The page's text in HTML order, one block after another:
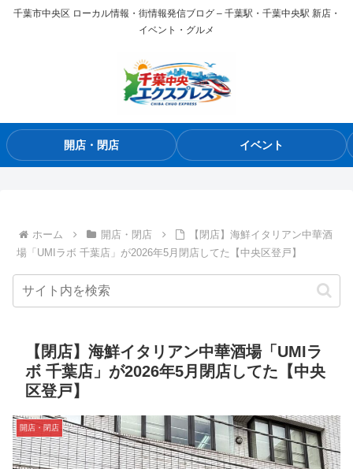
千葉市中央区 ローカル情報・街情報発信ブログ – 千葉駅・千葉中央駅 新店・
イベント・グルメ
開店・閉店 イベント
ホーム 開店・閉店
【閉店】海鮮イタリアン中華酒
場「UMIラボ 千葉店」が2026年5月閉店してた【中央区登戸】
【閉店】海鮮イタリアン中華酒場「UMIラ
ボ 千葉店」が2026年5月閉店してた【中央
区登戸】
開店・閉店